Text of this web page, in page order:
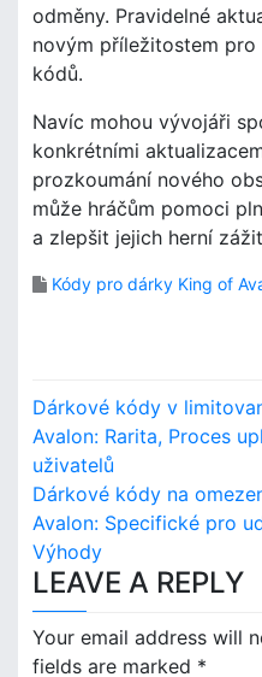
odměny. Pravidelné
novým příležitostem
kódů.
Navíc mohou vývojáři
konkrétními
prozkoumání nového
může hráčům pomoci
a zlepšit jejich herní
Kódy pro dárky King of
P
o
s
t
n
a
Dárkové kódy v
Avalon: Rarita, Proces
uživatelů
Dárkové kódy na
Avalon: Specifické pro
Výhody
LEAVE A REPLY
Your email address will
fields are marked *